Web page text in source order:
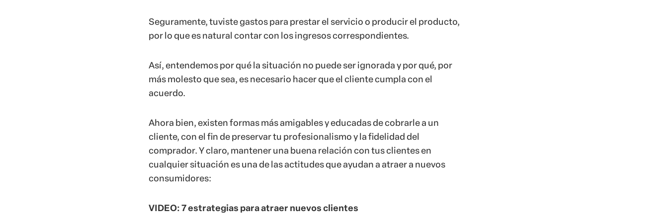
Seguramente, tuviste gastos para prestar el servicio o producir el producto,
por lo que es natural contar con los ingresos correspondientes.
Así, entendemos por qué la situación no puede ser ignorada y por qué, por
más molesto que sea, es necesario hacer que el cliente cumpla con el
acuerdo.
Ahora bien, existen formas más amigables y educadas de cobrarle a un
cliente, con el fin de preservar tu profesionalismo y la fidelidad del
comprador. Y claro, mantener una buena relación con tus clientes en
cualquier situación es una de las actitudes que ayudan a atraer a nuevos
consumidores:
VIDEO:7 estrategias para atraer nuevos clientes